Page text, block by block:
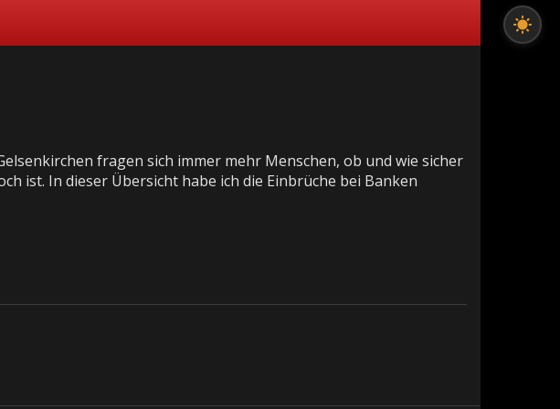
fragen sich immer mehr Menschen, ob und wie sicher
ist. In dieser Übersicht habe ich die Einbrüche bei Banken